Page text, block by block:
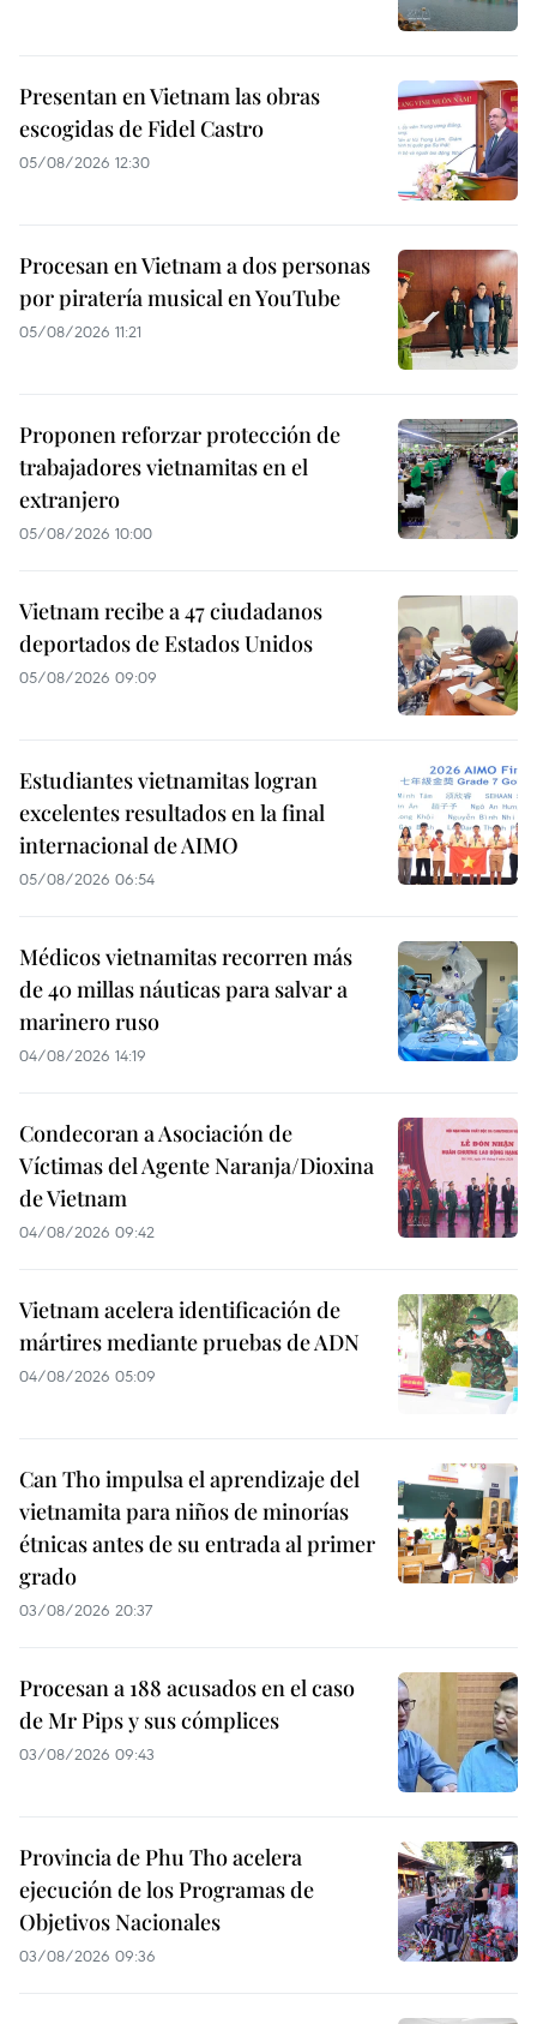
Presentan en Vietnam las obras
escogidas de Fidel Castro
05/08/2026 12:30
Procesan en Vietnam a dos personas
por piratería musical en YouTube
05/08/2026 11:21
Proponen reforzar protección de
trabajadores vietnamitas en el
extranjero
05/08/2026 10:00
Vietnam recibe a 47 ciudadanos
deportados de Estados Unidos
05/08/2026 09:09
Estudiantes vietnamitas logran
excelentes resultados en la final
internacional de AIMO
05/08/2026 06:54
Médicos vietnamitas recorren más
de 40 millas náuticas para salvar a
marinero ruso
04/08/2026 14:19
Condecoran a Asociación de
Víctimas del Agente Naranja/Dioxina
de Vietnam
04/08/2026 09:42
Vietnam acelera identificación de
mártires mediante pruebas de ADN
04/08/2026 05:09
Can Tho impulsa el aprendizaje del
vietnamita para niños de minorías
étnicas antes de su entrada al primer
grado
03/08/2026 20:37
Procesan a 188 acusados en el caso
de Mr Pips y sus cómplices
03/08/2026 09:43
Provincia de Phu Tho acelera
ejecución de los Programas de
Objetivos Nacionales
03/08/2026 09:36